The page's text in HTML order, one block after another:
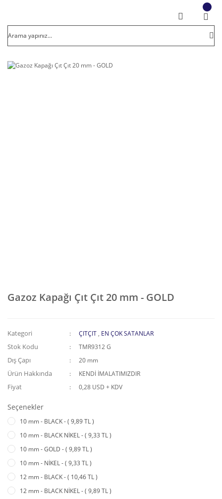
Gazoz Kapağı Çıt Çıt 20 mm - GOLD
Kategori ÇITÇIT , EN ÇOK SATANLAR
Stok Kodu TMR9312 G
Dış Çapı 20 mm
Ürün Hakkında KENDİ İMALATIMIZDIR
Fiyat 0,28 USD + KDV
Seçenekler
10 mm - BLACK - ( 9,89 TL )
10 mm - BLACK NİKEL - ( 9,33 TL )
10 mm - GOLD - ( 9,89 TL )
10 mm - NİKEL - ( 9,33 TL )
12 mm - BLACK - ( 10,46 TL )
12 mm - BLACK NİKEL - ( 9,89 TL )